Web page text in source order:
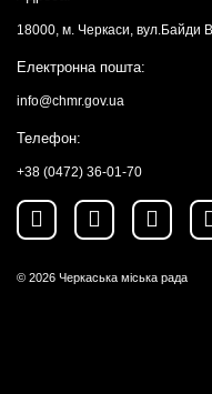
18000, м. Черкаси, вул.Байди
Електронна пошта:
info@chmr.gov.ua
Телефон:
+38 (0472) 36-01-70
© 2026 Черкаська міська рада